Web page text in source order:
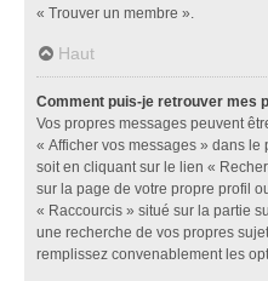
« Trouver un membre ».
Haut
Comment puis-je retrouver mes
Vos propres messages peuvent
« Afficher vos messages » dans le
soit en cliquant sur le lien «
sur la page de votre propre profil
« Raccourcis » situé sur la partie
une recherche de vos propres
remplissez convenablement les